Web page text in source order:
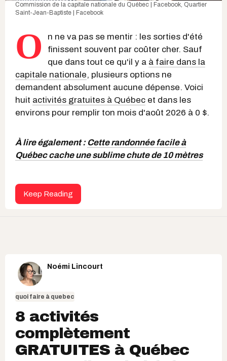
Commission de la capitale nationale du Québec | Facebook Quartier
Saint-Jean-Baptiste | Facebook
O
n ne va pas se mentir : les sorties d'été
finissent souvent par coûter cher. Sauf
que dans tout ce qu'il y a à faire dans la
capitale nationale, plusieurs options ne
demandent absolument aucune dépense. Voici
huit activités gratuites à Québec et dans les
environs pour remplir ton mois d'août 2026 à 0 $.
À lire également : Cette randonnée facile à
Québec cache une sublime chute de 10 mètres
Keep Reading
Noémi Lincourt
quoi faire à quebec
8 activités
complètement
GRATUITES à Québec